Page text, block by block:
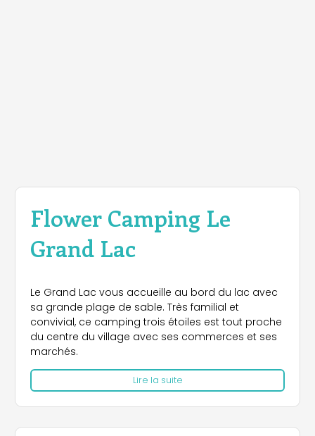
Flower Camping Le
Grand Lac
Le Grand Lac vous accueille au bord du lac avec
sa grande plage de sable. Très familial et
convivial, ce camping trois étoiles est tout proche
du centre du village avec ses commerces et ses
marchés.
Lire la suite